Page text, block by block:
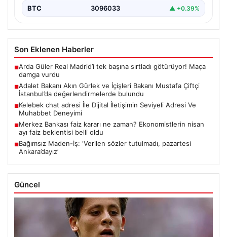
BTC 3096033 ▲ +0.39%
Son Eklenen Haberler
■Arda Güler Real Madrid’i tek başına sırtladı götürüyor! Maça
damga vurdu
■Adalet Bakanı Akın Gürlek ve İçişleri Bakanı Mustafa Çiftçi
İstanbul’da değerlendirmelerde bulundu
■Kelebek chat adresi İle Dijital İletişimin Seviyeli Adresi Ve
Muhabbet Deneyimi
■Merkez Bankası faiz kararı ne zaman? Ekonomistlerin nisan
ayı faiz beklentisi belli oldu
■Bağımsız Maden-İş: ‘Verilen sözler tutulmadı, pazartesi
Ankara’dayız’
Güncel